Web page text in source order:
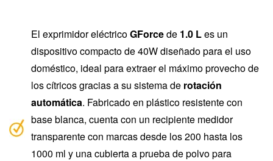
El exprimidor eléctricoGForcede 1.0 Les un
dispositivo compacto de 40W diseñado para el uso
doméstico, ideal para extraer el máximo provecho de
los cítricos gracias a su sistema de rotación
automática. Fabricado en plástico resistente con
base blanca, cuenta con un recipiente medidor
transparente con marcas desde los 200 hasta los
1000 ml y una cubierta a prueba de polvo para